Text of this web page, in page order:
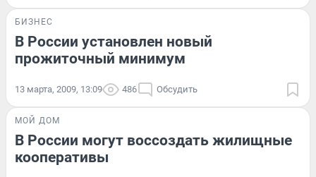
БИЗНЕС
В России установлен новый
прожиточный минимум
13 марта, 2009, 13:09 486 Обсудить
МОЙ ДОМ
В России могут воссоздать жилищные
кооперативы